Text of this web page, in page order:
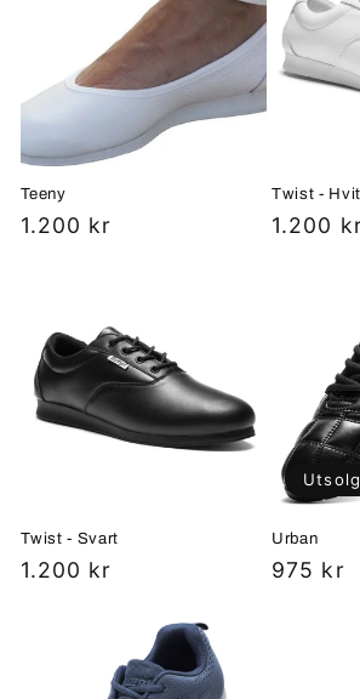
Teeny
Vanlig
1.200 kr
Twist - Hvit
Vanlig
1.200
Twist - Svart
Vanlig
1.200 kr
Urban
Vanlig
975 kr